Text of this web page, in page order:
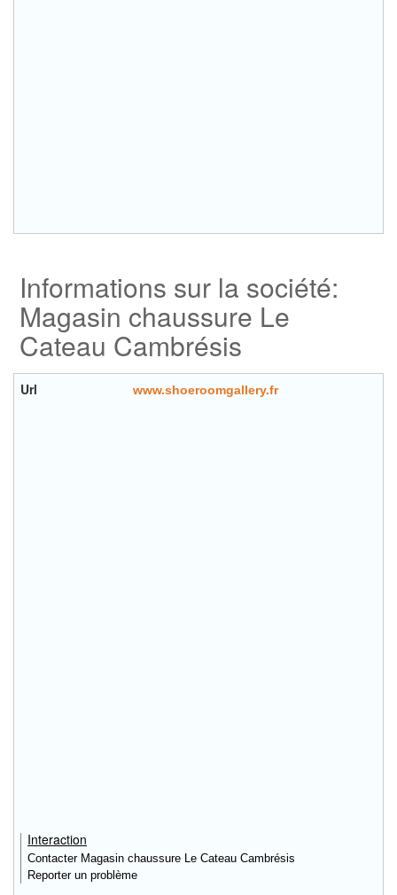
Informations sur la société:
Magasin chaussure Le
Cateau Cambrésis
Url www.shoeroomgallery.fr
Interaction
Contacter Magasin chaussure Le Cateau Cambrésis
Reporter un problème